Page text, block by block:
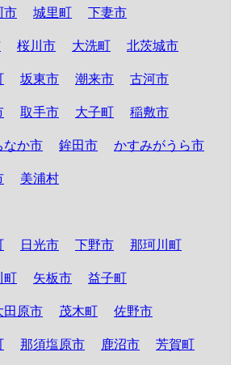
市 城里町 下妻市
桜川市 大洗町 北茨城市
坂東市 潮来市 古河市
取手市 大子町 稲敷市
なか市 鉾田市 かすみがうら市
美浦村
日光市 下野市 那珂川町
町 矢板市 益子町
田原市 茂木町 佐野市
那須塩原市 鹿沼市 芳賀町